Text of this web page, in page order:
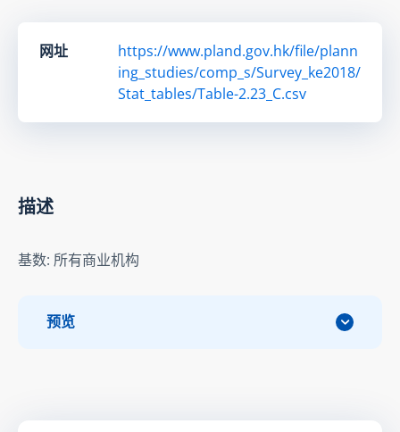
网址
https://www.pland.gov.hk/file/plann
ing_studies/comp_s/Survey_ke2018/
Stat_tables/Table-2.23_C.csv
描述
基数: 所有商业机构
预览